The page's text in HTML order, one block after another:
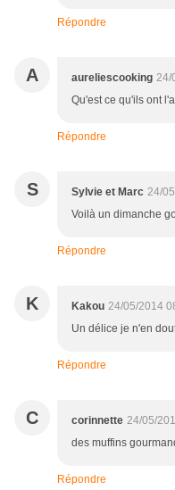
Répondre
A aureliescooking 24/
Qu'est ce qu'ils ont
Répondre
S Sylvie et Marc 24/
Voilà un dimanche
Répondre
K Kakou 24/05/2014
Un délice je n'en
Répondre
C corinnette 24/05/
des muffins
Répondre